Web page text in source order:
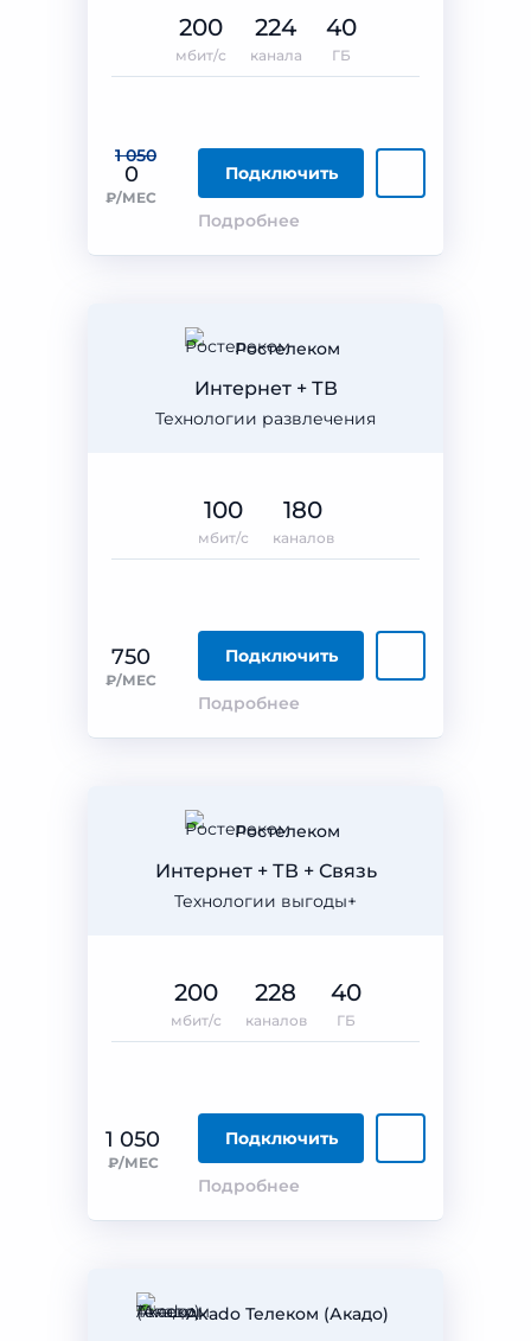
1 050
0
₽/МЕС
Подключить
Подробнее
200
мбит/с
224
канала
40
ГБ
Ростелеком
Технологии развлечения
Интернет + ТВ
750
₽/МЕС
Подключить
Подробнее
100
мбит/с
180
каналов
Ростелеком
Технологии выгоды+
Интернет + ТВ + Связь
1 050
₽/МЕС
Подключить
Подробнее
200
мбит/с
228
каналов
40
ГБ
Akado Телеком (Акадо)